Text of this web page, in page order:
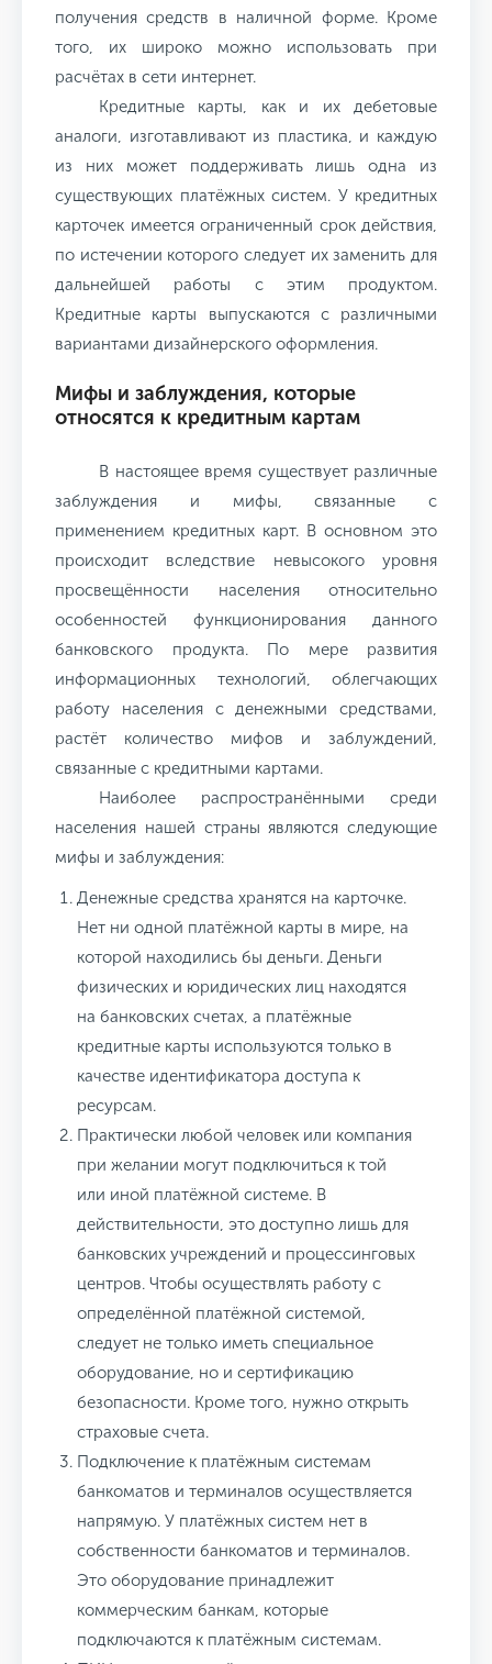
получения средств в наличной форме. Кроме
того, их широко можно использовать при
расчётах в сети интернет.
Кредитные карты, как и их дебетовые
аналоги, изготавливают из пластика, и каждую
из них может поддерживать лишь одна из
существующих платёжных систем. У кредитных
карточек имеется ограниченный срок действия,
по истечении которого следует их заменить для
дальнейшей работы с этим продуктом.
Кредитные карты выпускаются с различными
вариантами дизайнерского оформления.
Мифы и заблуждения, которые
относятся к кредитным картам
В настоящее время существует различные
заблуждения и мифы, связанные с
применением кредитных карт. В основном это
происходит вследствие невысокого уровня
просвещённости населения относительно
особенностей функционирования данного
банковского продукта. По мере развития
информационных технологий, облегчающих
работу населения с денежными средствами,
растёт количество мифов и заблуждений,
связанные с кредитными картами.
Наиболее распространёнными среди
населения нашей страны являются следующие
мифы и заблуждения:
Денежные средства хранятся на карточке.
Нет ни одной платёжной карты в мире, на
которой находились бы деньги. Деньги
физических и юридических лиц находятся
на банковских счетах, а платёжные
кредитные карты используются только в
качестве идентификатора доступа к
ресурсам.
Практически любой человек или компания
при желании могут подключиться к той
или иной платёжной системе. В
действительности, это доступно лишь для
банковских учреждений и процессинговых
центров. Чтобы осуществлять работу с
определённой платёжной системой,
следует не только иметь специальное
оборудование, но и сертификацию
безопасности. Кроме того, нужно открыть
страховые счета.
Подключение к платёжным системам
банкоматов и терминалов осуществляется
напрямую. У платёжных систем нет в
собственности банкоматов и терминалов.
Это оборудование принадлежит
коммерческим банкам, которые
подключаются к платёжным системам.